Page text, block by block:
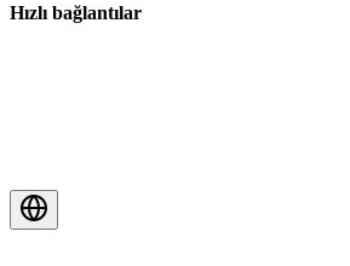
Hızlı bağlantılar